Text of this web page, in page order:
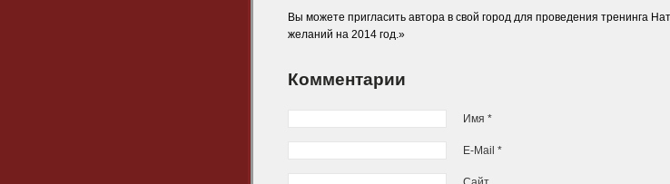
Вы можете пригласить автора в свой город для проведения тренинга
желаний на 2014 год.»
Комментарии
Имя *
E-Mail *